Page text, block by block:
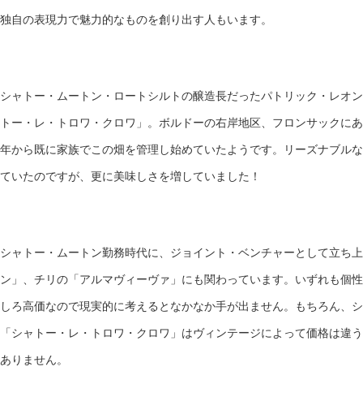
独自の表現力で魅力的なものを創り出す人もいます。
シャトー・ムートン・ロートシルトの醸造長だったパトリック・レオ
トー・レ・トロワ・クロワ」。ボルドーの右岸地区、フロンサックに
年から既に家族でこの畑を管理し始めていたようです。リーズナブル
ていたのですが、更に美味しさを増していました！
シャトー・ムートン勤務時代に、ジョイント・ベンチャーとして立ち
ン」、チリの「アルマヴィーヴァ」にも関わっています。いずれも個
しろ高価なので現実的に考えるとなかなか手が出ません。もちろん、
「シャトー・レ・トロワ・クロワ」はヴィンテージによって価格は違
ありません。